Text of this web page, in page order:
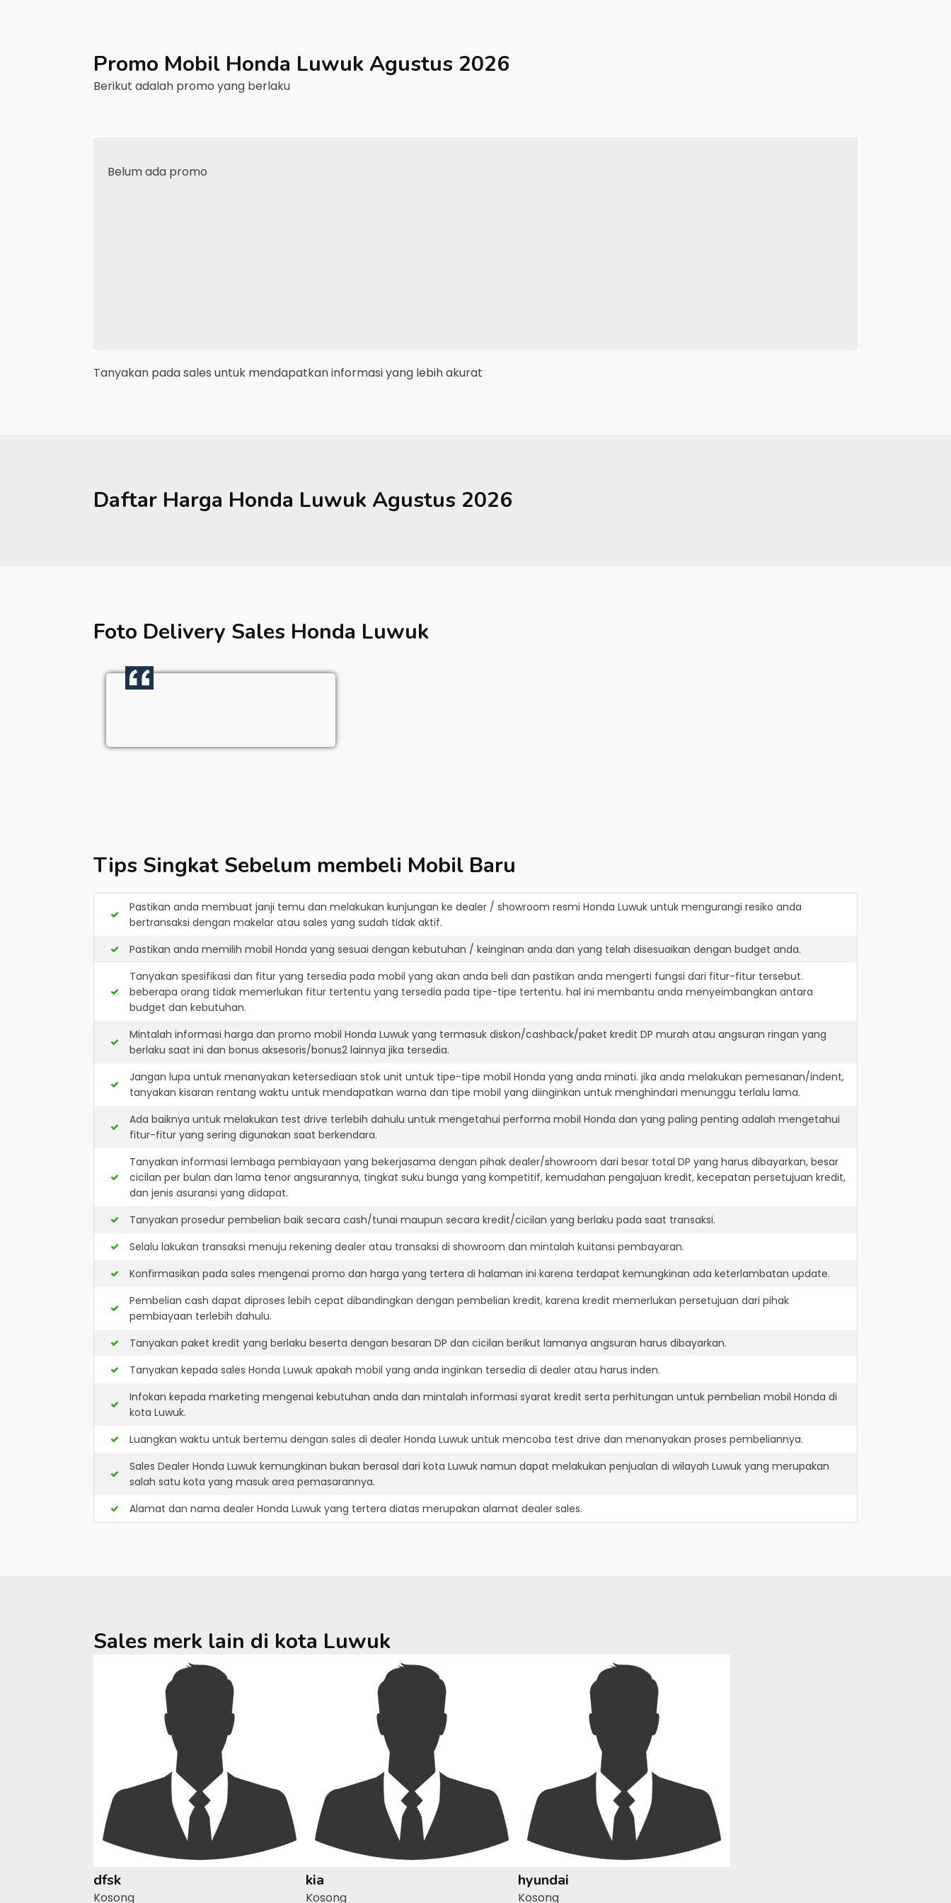
Promo Mobil Honda LuwukAgustus 2026
Berikut adalah promo yang berlaku
Belum ada promo
Tanyakan pada sales untuk mendapatkan informasi yang lebih akurat
Daftar Harga Honda LuwukAgustus 2026
Foto Delivery Sales Honda Luwuk
Tips Singkat Sebelum membeli Mobil Baru
Pastikan anda membuat janji temu dan melakukan kunjungan ke dealer / showroom resmi Honda Luwuk untuk mengurangi resiko anda
bertransaksi dengan makelar atau sales yang sudah tidak aktif.
Pastikan anda memilih mobil Honda yang sesuai dengan kebutuhan / keinginan anda dan yang telah disesuaikan dengan budget anda.
Tanyakan spesifikasi dan fitur yang tersedia pada mobil yang akan anda beli dan pastikan anda mengerti fungsi dari fitur-fitur tersebut.
beberapa orang tidak memerlukan fitur tertentu yang tersedia pada tipe-tipe tertentu. hal ini membantu anda menyeimbangkan antara
budget dan kebutuhan.
Mintalah informasi harga dan promo mobil Honda Luwuk yang termasuk diskon/cashback/paket kredit DP murah atau angsuran ringan yang
berlaku saat ini dan bonus aksesoris/bonus2 lainnya jika tersedia.
Jangan lupa untuk menanyakan ketersediaan stok unit untuk tipe-tipe mobil Honda yang anda minati. jika anda melakukan pemesanan/indent,
tanyakan kisaran rentang waktu untuk mendapatkan warna dan tipe mobil yang diinginkan untuk menghindari menunggu terlalu lama.
Ada baiknya untuk melakukan test drive terlebih dahulu untuk mengetahui performa mobil Honda dan yang paling penting adalah mengetahui
fitur-fitur yang sering digunakan saat berkendara.
Tanyakan informasi lembaga pembiayaan yang bekerjasama dengan pihak dealer/showroom dari besar total DP yang harus dibayarkan, besar
cicilan per bulan dan lama tenor angsurannya, tingkat suku bunga yang kompetitif, kemudahan pengajuan kredit, kecepatan persetujuan kredit,
dan jenis asuransi yang didapat.
Tanyakan prosedur pembelian baik secara cash/tunai maupun secara kredit/cicilan yang berlaku pada saat transaksi.
Selalu lakukan transaksi menuju rekening dealer atau transaksi di showroom dan mintalah kuitansi pembayaran.
Konfirmasikan pada sales mengenai promo dan harga yang tertera di halaman ini karena terdapat kemungkinan ada keterlambatan update.
Pembelian cash dapat diproses lebih cepat dibandingkan dengan pembelian kredit, karena kredit memerlukan persetujuan dari pihak
pembiayaan terlebih dahulu.
Tanyakan paket kredit yang berlaku beserta dengan besaran DP dan cicilan berikut lamanya angsuran harus dibayarkan.
Tanyakan kepada sales Honda Luwuk apakah mobil yang anda inginkan tersedia di dealer atau harus inden.
Infokan kepada marketing mengenai kebutuhan anda dan mintalah informasi syarat kredit serta perhitungan untuk pembelian mobil Honda di
kota Luwuk.
Luangkan waktu untuk bertemu dengan sales di dealer Honda Luwuk untuk mencoba test drive dan menanyakan proses pembeliannya.
Sales Dealer Honda Luwuk kemungkinan bukan berasal dari kota Luwuk namun dapat melakukan penjualan di wilayah Luwuk yang merupakan
salah satu kota yang masuk area pemasarannya.
Alamat dan nama dealer Honda Luwuk yang tertera diatas merupakan alamat dealer sales.
Sales merk lain di kota Luwuk
dfsk
Kosong
kia
Kosong
hyundai
Kosong